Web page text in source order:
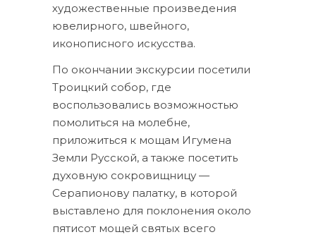
художественные произведения
ювелирного, швейного,
иконописного искусства.
По окончании экскурсии посетили
Троицкий собор, где
воспользовались возможностью
помолиться на молебне,
приложиться к мощам Игумена
Земли Русской, а также посетить
духовную сокровищницу —
Серапионову палатку, в которой
выставлено для поклонения около
пятисот мощей святых всего